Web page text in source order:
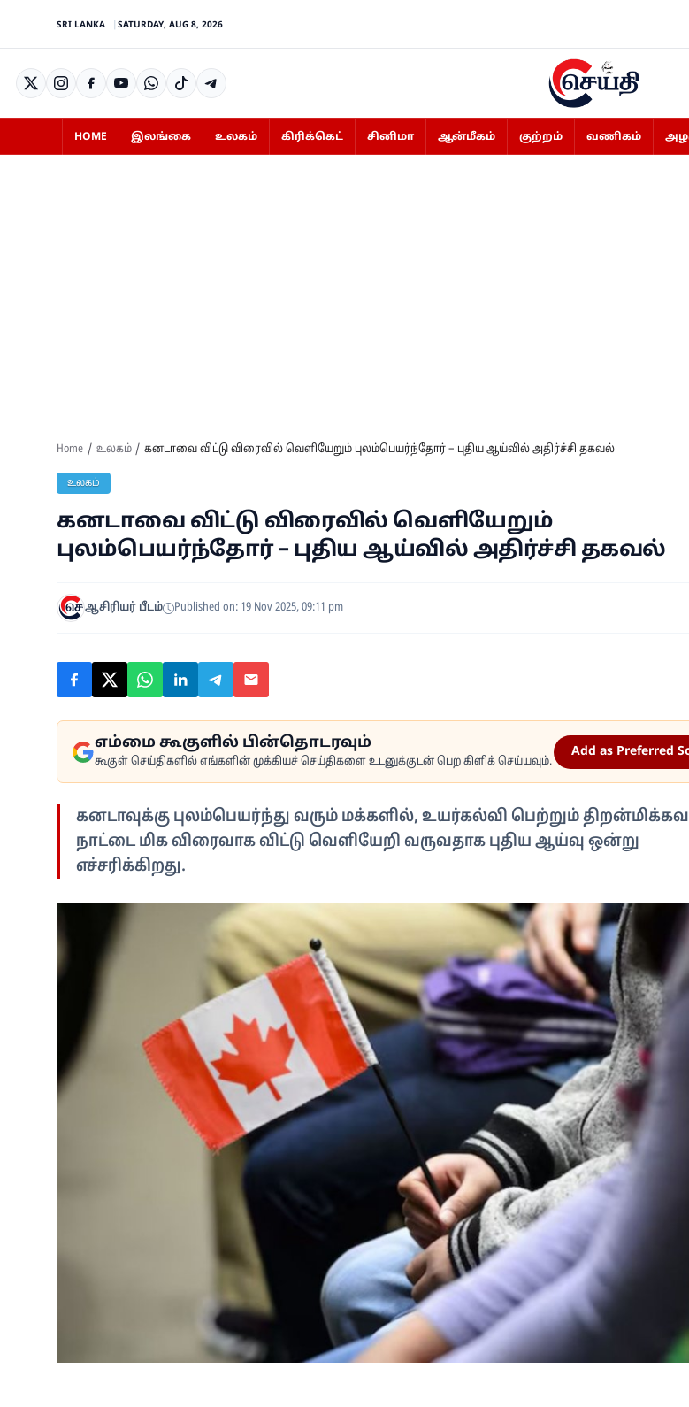
SRI LANKA SATURDAY, AUG 8, 2026
HOME இலங்கை உலகம் கிரிக்கெட் சினிமா ஆன்மீகம் குற்றம் வணிகம்
Home உலகம் கனடாவை விட்டு விரைவில் வெளியேறும் புலம்பெயர்ந்தோர் – புதிய ஆய்வில் அதிர்ச்சி தகவல்
உலகம்
கனடாவை விட்டு விரைவில் வெளியேறும்
புலம்பெயர்ந்தோர் – புதிய ஆய்வில் அதிர்ச்சி தகவல்
ஆசிரியர் பீடம் Published on: 19 Nov 2025, 09:11 pm
எம்மை கூகுளில் பின்தொடரவும்
கூகுள் செய்திகளில் எங்களின் முக்கியச் செய்திகளை உடனுக்குடன் பெற கிளிக் செய்யவும்.
Add as Preferred
கனடாவுக்கு புலம்பெயர்ந்து வரும் மக்களில், உயர்கல்வி பெற்றும்
நாட்டை மிக விரைவாக விட்டு வெளியேறி வருவதாக புதிய ஆய்வு ஒன்று
எச்சரிக்கிறது.